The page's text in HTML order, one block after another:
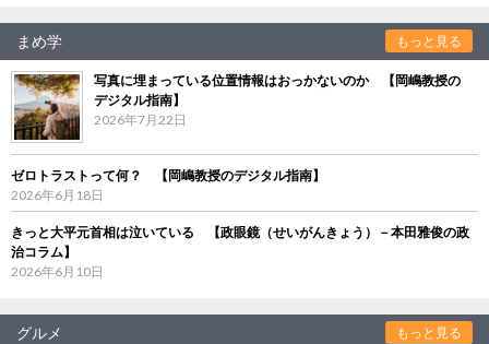
まめ学 もっと見る
写真に埋まっている位置情報はおっかないのか 【岡嶋教授の
デジタル指南】
2026年7月22日
ゼロトラストって何？ 【岡嶋教授のデジタル指南】
2026年6月18日
きっと大平元首相は泣いている 【政眼鏡（せいがんきょう）－本田雅俊の政
治コラム】
2026年6月10日
グルメ もっと見る